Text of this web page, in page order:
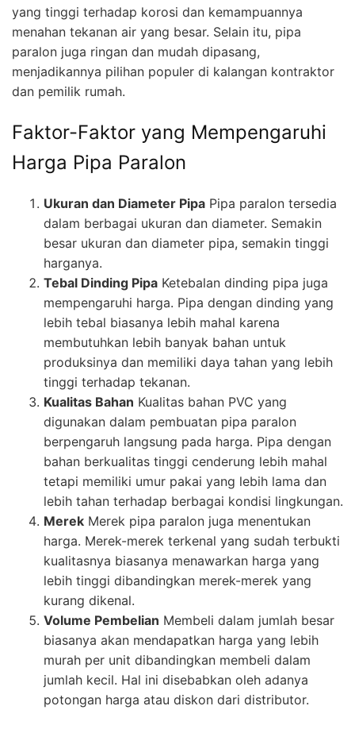
yang tinggi terhadap korosi dan kemampuannya
menahan tekanan air yang besar. Selain itu, pipa
paralon juga ringan dan mudah dipasang,
menjadikannya pilihan populer di kalangan kontraktor
dan pemilik rumah.
Faktor-Faktor yang Mempengaruhi
Harga Pipa Paralon
Ukuran dan Diameter Pipa Pipa paralon tersedia
dalam berbagai ukuran dan diameter. Semakin
besar ukuran dan diameter pipa, semakin tinggi
harganya.
Tebal Dinding Pipa Ketebalan dinding pipa juga
mempengaruhi harga. Pipa dengan dinding yang
lebih tebal biasanya lebih mahal karena
membutuhkan lebih banyak bahan untuk
produksinya dan memiliki daya tahan yang lebih
tinggi terhadap tekanan.
Kualitas Bahan Kualitas bahan PVC yang
digunakan dalam pembuatan pipa paralon
berpengaruh langsung pada harga. Pipa dengan
bahan berkualitas tinggi cenderung lebih mahal
tetapi memiliki umur pakai yang lebih lama dan
lebih tahan terhadap berbagai kondisi lingkungan.
Merek Merek pipa paralon juga menentukan
harga. Merek-merek terkenal yang sudah terbukti
kualitasnya biasanya menawarkan harga yang
lebih tinggi dibandingkan merek-merek yang
kurang dikenal.
Volume Pembelian Membeli dalam jumlah besar
biasanya akan mendapatkan harga yang lebih
murah per unit dibandingkan membeli dalam
jumlah kecil. Hal ini disebabkan oleh adanya
potongan harga atau diskon dari distributor.